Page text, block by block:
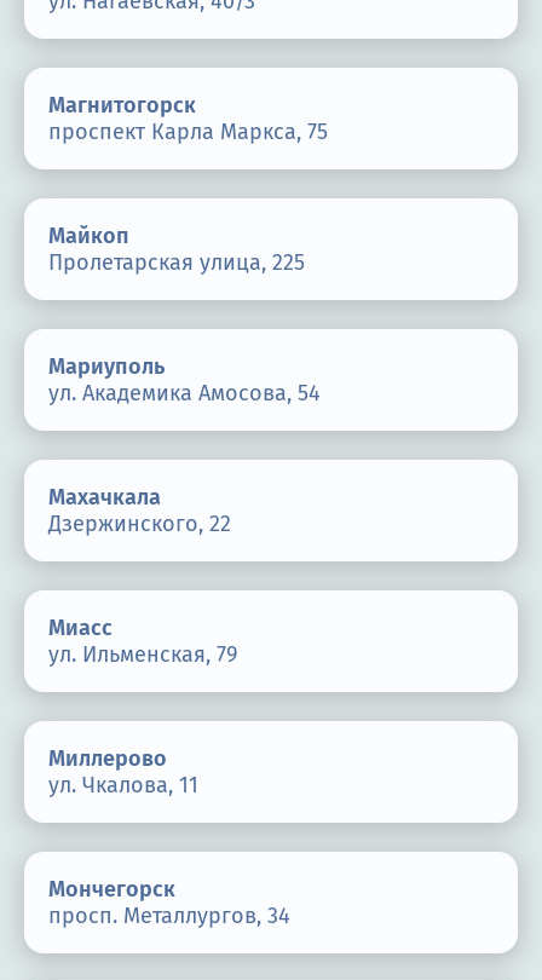
Магнитогорск
проспект Карла Маркса, 75
Майкоп
Пролетарская улица, 225
Мариуполь
ул. Академика Амосова, 54
Махачкала
Дзержинского, 22
Миасс
ул. Ильменская, 79
Миллерово
ул. Чкалова, 11
Мончегорск
просп. Металлургов, 34